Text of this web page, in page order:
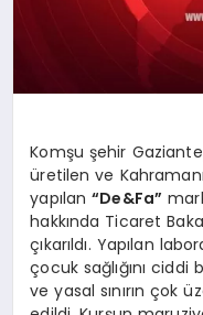
Komşu şehir
üretilen ve
yapılan“De&Fa”
hakkında Ticaret
çıkarıldı. Yapılan
çocuk sağlığını
ve yasal sınırın çok